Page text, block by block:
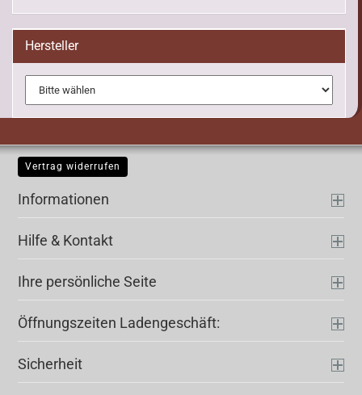
Hersteller
Vertrag widerrufen
Informationen
Hilfe & Kontakt
Ihre persönliche Seite
Öffnungszeiten Ladengeschäft:
Sicherheit